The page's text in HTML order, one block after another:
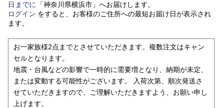
日 までに 「神奈川県横浜市」 へお届けします。
ログイン をすると、お客様のご住所への最短お届け日が表示され
ます。
お一家族様2点までとさせていただきます。複数注文はキャン
セルとなります。
地震・台風などの影響で一時的に需要増となり、納期が未定、
または変動する可能性がございます。 入荷次第、順次発送さ
せていただきますので、ご理解いただきますよう、お願い申し
上げます。